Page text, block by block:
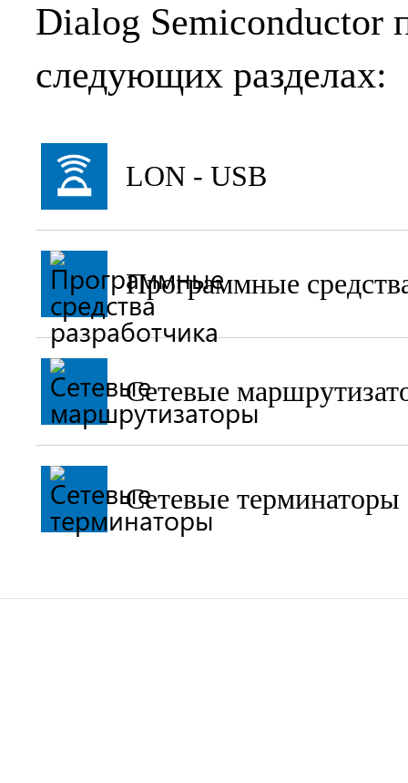
Dialog Semiconductor
следующих разделах:
LON - USB
Программные
Сетевые
Сетевые терминаторы